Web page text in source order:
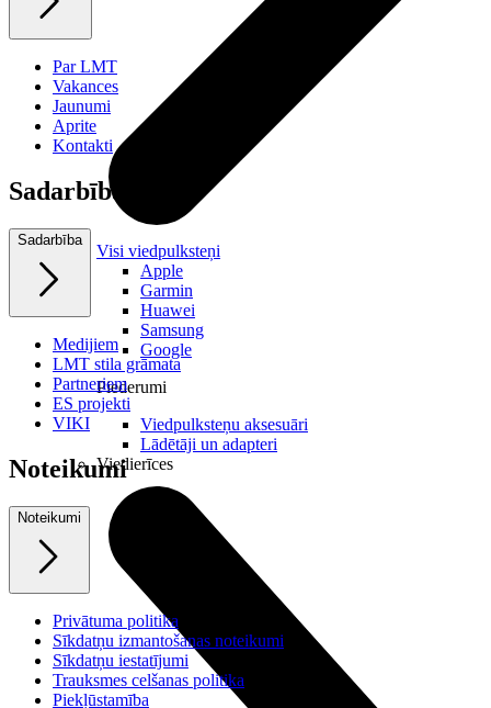
Visi viedpulksteņi
Apple
Garmin
Huawei
Samsung
Google
Piederumi
Viedpulksteņu aksesuāri
Lādētāji un adapteri
Viedierīces
Par LMT
Vakances
Jaunumi
Aprite
Kontakti
Sadarbība
Sadarbība
Medijiem
LMT stila grāmata
Partneriem
ES projekti
VIKI
Noteikumi
Noteikumi
Privātuma politika
Sīkdatņu izmantošanas noteikumi
Sīkdatņu iestatījumi
Trauksmes celšanas politika
Piekļūstamība